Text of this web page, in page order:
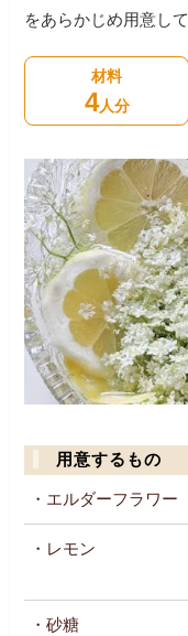
をあらかじめ用意し
材料
4人分
用意するもの
・エルダーフラワー
・レモン
・砂糖